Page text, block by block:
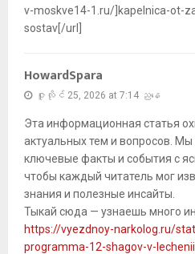
v-moskve14-1.ru/]kapelnica-ot-
sostav[/url]
HowardSpara
ဇူလိုင် 25, 2026 at 7:14 ညနေ
Эта информационная статья
актуальных тем и вопросов.
ключевые факты и события с
чтобы каждый читатель мог
знания и полезные инсайты.
Тыкай сюда — узнаешь много
https://vyezdnoy-narkolog.ru/
programma-12-shagov-v-